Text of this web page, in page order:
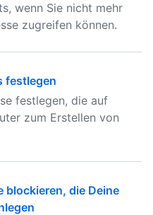
wenn Sie nicht mehr
zugreifen können.
festlegen
festlegen, die auf
zum Erstellen von
blockieren, die Deine